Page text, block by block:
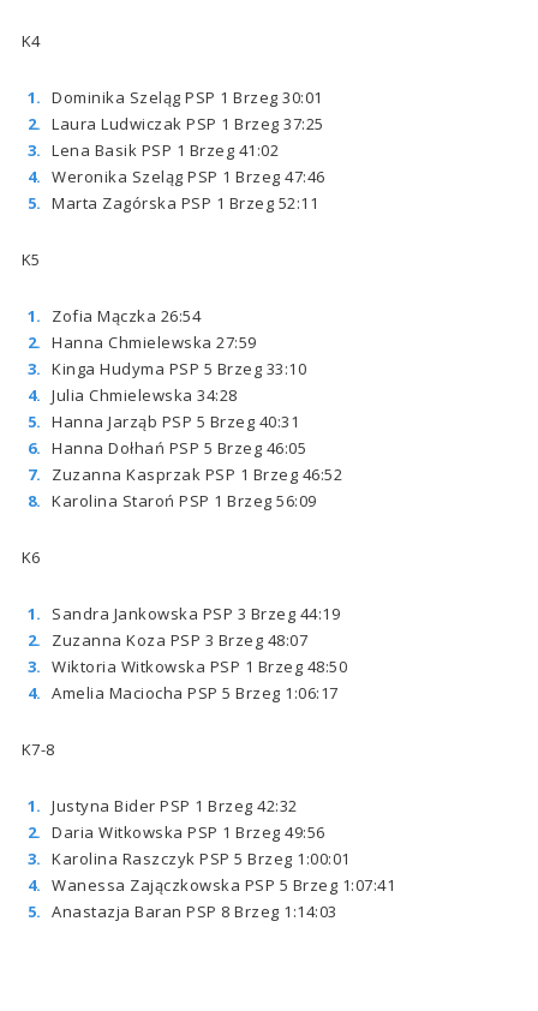
K4
Dominika Szeląg PSP 1 Brzeg 30:01
Laura Ludwiczak PSP 1 Brzeg 37:25
Lena Basik PSP 1 Brzeg 41:02
Weronika Szeląg PSP 1 Brzeg 47:46
Marta Zagórska PSP 1 Brzeg 52:11
K5
Zofia Mączka 26:54
Hanna Chmielewska 27:59
Kinga Hudyma PSP 5 Brzeg 33:10
Julia Chmielewska 34:28
Hanna Jarząb PSP 5 Brzeg 40:31
Hanna Dołhań PSP 5 Brzeg 46:05
Zuzanna Kasprzak PSP 1 Brzeg 46:52
Karolina Staroń PSP 1 Brzeg 56:09
K6
Sandra Jankowska PSP 3 Brzeg 44:19
Zuzanna Koza PSP 3 Brzeg 48:07
Wiktoria Witkowska PSP 1 Brzeg 48:50
Amelia Maciocha PSP 5 Brzeg 1:06:17
K7-8
Justyna Bider PSP 1 Brzeg 42:32
Daria Witkowska PSP 1 Brzeg 49:56
Karolina Raszczyk PSP 5 Brzeg 1:00:01
Wanessa Zajączkowska PSP 5 Brzeg 1:07:41
Anastazja Baran PSP 8 Brzeg 1:14:03